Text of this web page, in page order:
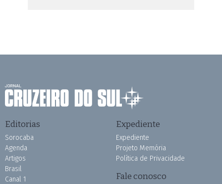
Editorias
Sorocaba
Agenda
Artigos
Brasil
Canal 1
Expediente
Expediente
Projeto Memória
Política de Privacidade
Fale conosco